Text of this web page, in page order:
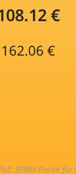
€
162.06 €
91085 Preise